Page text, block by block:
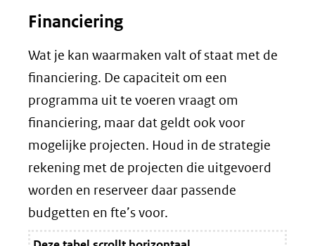
Financiering
Wat je kan waarmaken valt of staat met de
financiering. De capaciteit om een
programma uit te voeren vraagt om
financiering, maar dat geldt ook voor
mogelijke projecten. Houd in de strategie
rekening met de projecten die uitgevoerd
worden en reserveer daar passende
budgetten en fte’s voor.